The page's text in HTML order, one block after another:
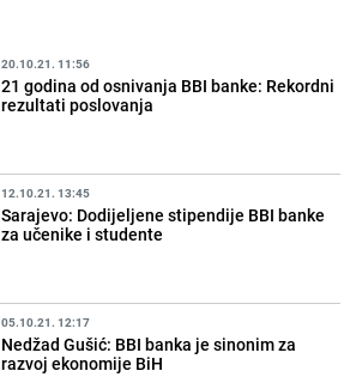
20.10.21. 11:56
21 godina od osnivanja BBI banke: Rekordni
rezultati poslovanja
12.10.21. 13:45
Sarajevo: Dodijeljene stipendije BBI banke
za učenike i studente
05.10.21. 12:17
Nedžad Gušić: BBI banka je sinonim za
razvoj ekonomije BiH